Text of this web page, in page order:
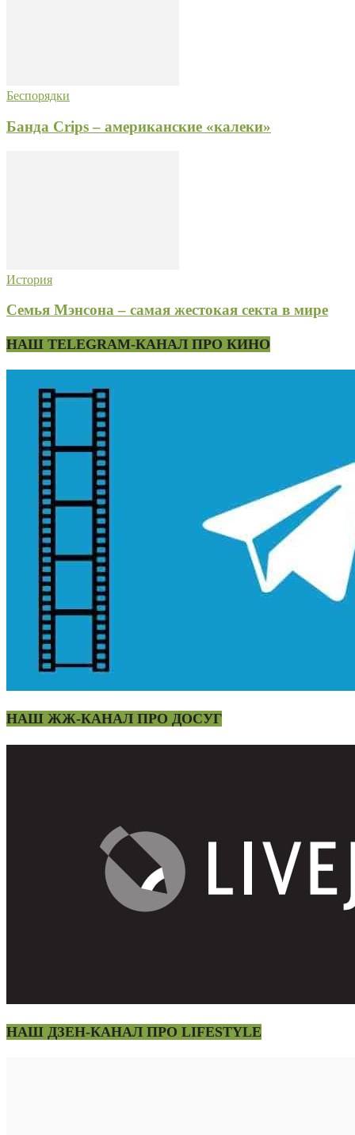
Беспорядки
Банда Crips – американские «калеки»
История
Семья Мэнсона – самая жестокая секта в мире
НАШ TELEGRAM-КАНАЛ ПРО КИНО
НАШ ЖЖ-КАНАЛ ПРО ДОСУГ
НАШ ДЗЕН-КАНАЛ ПРО LIFESTYLE